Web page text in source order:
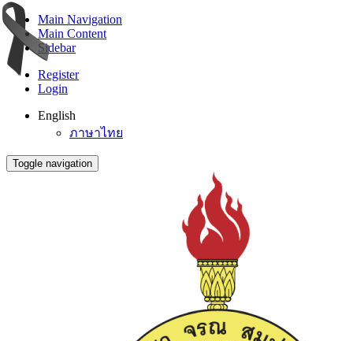
Main Navigation
Main Content
Sidebar
Register
Login
English
ภาษาไทย
Toggle navigation